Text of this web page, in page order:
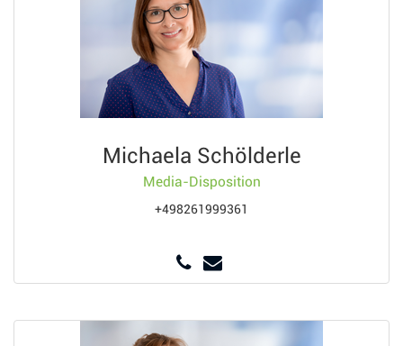
Michaela Schölderle
Media-Disposition
+498261999361